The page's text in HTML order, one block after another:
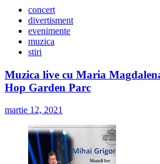
concert
divertisment
evenimente
muzica
stiri
Muzica live cu Maria
Hop Garden Parc
martie 12, 2021